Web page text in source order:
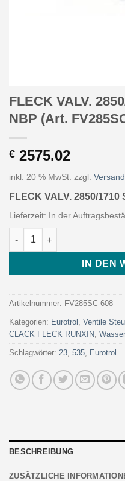
FLECK VALV.
NBP (Art.
€ 2575.02
inkl. 20 % MwSt. zzgl.
FLECK VALV. 2850/1710
Lieferzeit: In der
FLECK VALV. 2850/1710
IN DEN
Artikelnummer: FV285SC-608
Kategorien: Eurotrol , Ventile
CLACK FLECK RUNXIN,
Schlagwörter: 23, 535, Eurotrol
BESCHREIBUNG
ZUSÄTZLICHE